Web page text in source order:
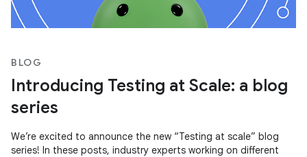
BLOG
Introducing Testing at Scale: a blog
series
We’re excited to announce the new “Testing at scale” blog
series! In these posts, industry experts working on different